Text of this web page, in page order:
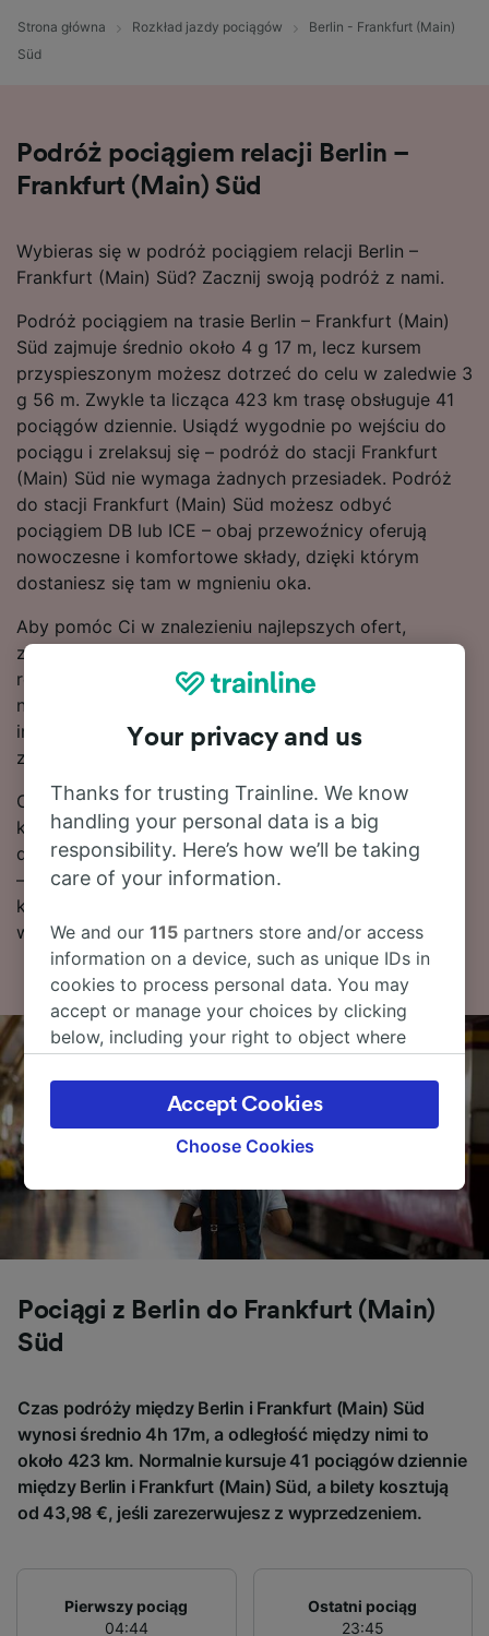
Strona główna Rozkład jazdy pociągów
Berlin - Frankfurt (Main)
Süd
Podróż pociągiem relacji Berlin –
Frankfurt (Main) Süd
Wybieras się w podróż pociągiem relacji Berlin –
Frankfurt (Main) Süd? Zacznij swoją podróż z nami.
Podróż pociągiem na trasie Berlin – Frankfurt (Main)
Süd zajmuje średnio około 4 g 17 m, lecz kursem
przyspieszonym możesz dotrzeć do celu w zaledwie 3
g 56 m. Zwykle ta licząca 423 km trasę obsługuje 41
pociągów dziennie. Usiądź wygodnie po wejściu do
pociągu i zrelaksuj się – podróż do stacji Frankfurt
(Main) Süd nie wymaga żadnych przesiadek. Podróż
do stacji Frankfurt (Main) Süd możesz odbyć
pociągiem DB lub ICE – obaj przewoźnicy oferują
nowoczesne i komfortowe składy, dzięki którym
dostaniesz się tam w mgnieniu oka.
Aby pomóc Ci w znalezieniu najlepszych ofert,
zaznaczymy najtańsze bilety na przejazd pociągiem
relacji Berlin – Frankfurt (Main) Süd w naszym
narzędziu do planowania podróży. Pamiętaj tylko, że
im szybciej zarezerwujesz bilety, tym więcej
zaoszczędzisz!
Chcesz już teraz zarezerwować swoje bilety
kolejowe? Poszukaj ich w naszym serwisie. Czytaj
dalej, aby znaleźć więcej informacji na temat podróży
– rozkłady jazdy pociągów (w tym pierwsze i ostatnie
kursy), często zadawane pytania i porady dotyczące
wyszukiwania tanich biletów kolejowych.
Pociągi z Berlin do Frankfurt (Main)
Süd
Czas podróży między Berlin i Frankfurt (Main) Süd
wynosi średnio 4h 17m, a odległość między nimi to
około 423 km. Normalnie kursuje 41 pociągów dziennie
między Berlin i Frankfurt (Main) Süd, a bilety kosztują
od 43,98 €, jeśli zarezerwujesz z wyprzedzeniem.
Pierwszy pociąg
04:44
Ostatni pociąg
23:45
Your privacy and us
Thanks for trusting Trainline. We know
handling your personal data is a big
responsibility. Here’s how we’ll be taking
care of your information.
We and our115 partners store and/or access
information on a device, such as unique IDs in
cookies to process personal data. You may
accept or manage your choices by clicking
below, including your right to object where
the privacy policy page. These choices will be
signaled to our partners and will not affect
browsing data. Your data will not be used for
track you.
We and our partners process data to provide:
Use precise geolocation data. Actively scan
and/or access information on a device.
Personalised advertising and content,
advertising and content measurement,
List of Partners
Choose Cookies
Accept Cookies